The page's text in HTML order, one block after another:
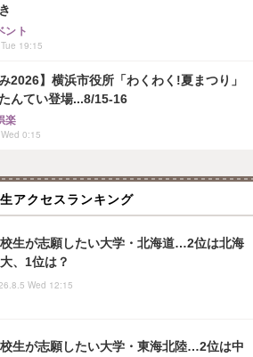
ント
19:15
み2026】横浜市役所「わくわく!夏まつり」
んてい登場...8/15-16
楽
0:15
アクセスランキング
生が志願したい大学・北海道…2位は北海
、1位は？
Wed 12:15
生が志願したい大学・東海北陸…2位は中